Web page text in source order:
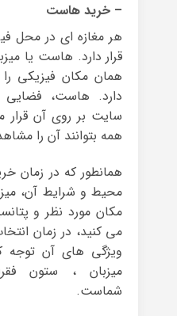
– خرید هاست
هر مغازه ای در
قرار دارد. هاست یا
همان مکان فیزیکی
دارد. هاست،
سایت بر روی آن قرار
همه بتوانند آن را
همانطور که در زمان
محیط و شرایط آن،
مکان مورد نظر و
می کنید، در زمان
ویژگی های آن توجه
میزبان ، ستون
شماست.